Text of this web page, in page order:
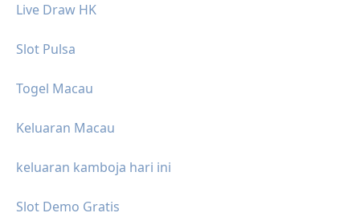
Live Draw HK
Slot Pulsa
Togel Macau
Keluaran Macau
keluaran kamboja hari ini
Slot Demo Gratis